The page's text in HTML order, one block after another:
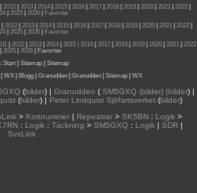
2012| 2013| 2014| 2015| 2016| 2017| 2018| 2019| 2020| 2021| 2022|
| 2025| 2026|
Favoriter
2012 2013 2014 2015 2016 2017 2018 2019 2020 2021 2022
| 2025| 2026|
Favoriter
| 2012| 2013| 2014| 2015 | 2016| 2017| 2018| 2019| 2020| 2021| 2022
2025| 2026|
Favoriter
: Start Sitemap
Sitemap
WX| Blogg| Granudden| Granudden| Sitemap| WX
(bilder) | Granudden (SM5GXQ (bilder) |bilder) |
(bilder) | Peter Lindquist Sjöfartsverket (bilder)
> Kortnummer| Repeatrar> SK5BN: Logik>
: Logik : Täckning > SM5GXQ : Logik | SDR |
SvxLink